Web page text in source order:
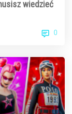
wiedzieć
0